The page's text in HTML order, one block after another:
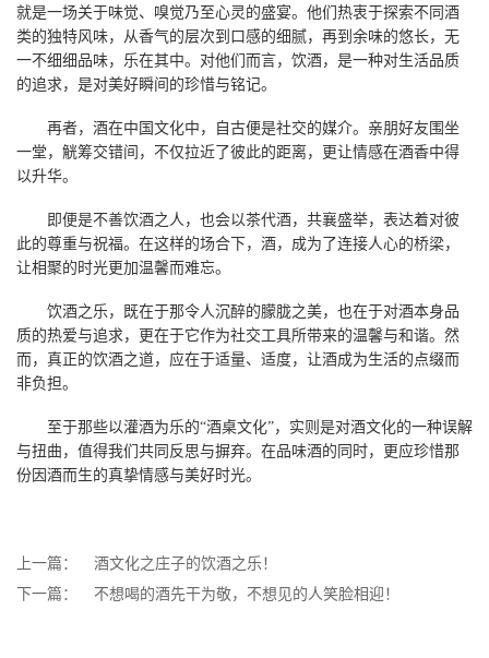
就是一场关于味觉、嗅觉乃至心灵的盛宴。他们热衷于探索不同酒
类的独特风味，从香气的层次到口感的细腻，再到余味的悠长，无
一不细细品味，乐在其中。对他们而言，饮酒，是一种对生活品质
的追求，是对美好瞬间的珍惜与铭记。
再者，酒在中国文化中，自古便是社交的媒介。亲朋好友围坐
一堂，觥筹交错间，不仅拉近了彼此的距离，更让情感在酒香中得
以升华。
即便是不善饮酒之人，也会以茶代酒，共襄盛举，表达着对彼
此的尊重与祝福。在这样的场合下，酒，成为了连接人心的桥梁，
让相聚的时光更加温馨而难忘。
饮酒之乐，既在于那令人沉醉的朦胧之美，也在于对酒本身品
质的热爱与追求，更在于它作为社交工具所带来的温馨与和谐。然
而，真正的饮酒之道，应在于适量、适度，让酒成为生活的点缀而
非负担。
至于那些以灌酒为乐的“酒桌文化”，实则是对酒文化的一种误解
与扭曲，值得我们共同反思与摒弃。在品味酒的同时，更应珍惜那
份因酒而生的真挚情感与美好时光。
上一篇：
酒文化之庄子的饮酒之乐！
下一篇：
不想喝的酒先干为敬，不想见的人笑脸相迎！